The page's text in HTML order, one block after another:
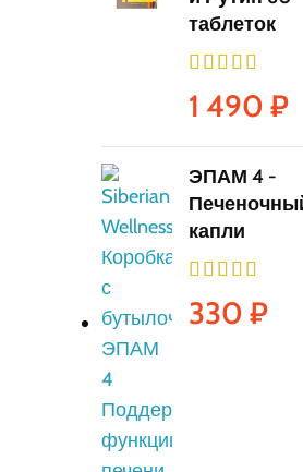
таблеток
1 490 ₽
ЭПАМ 4 -
капли
330 ₽